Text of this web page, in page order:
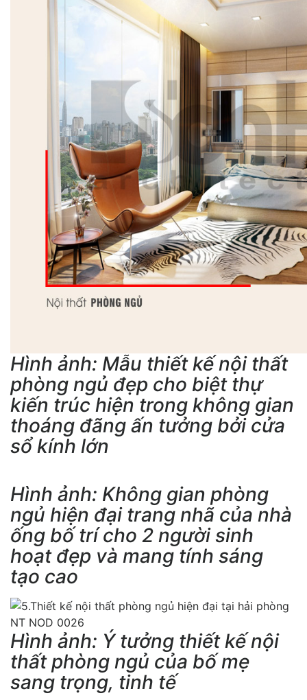
Hình ảnh: Mẫu thiết kế nội thất
phòng ngủ đẹp cho biệt thự
kiến trúc hiện trong không gian
thoáng đãng ấn tưởng bởi cửa
sổ kính lớn
Hình ảnh: Không gian phòng
ngủ hiện đại trang nhã của nhà
ống bố trí cho 2 người sinh
hoạt đẹp và mang tính sáng
tạo cao
Hình ảnh: Ý tưởng thiết kế nội
thất phòng ngủ của bố mẹ
sang trọng, tinh tế